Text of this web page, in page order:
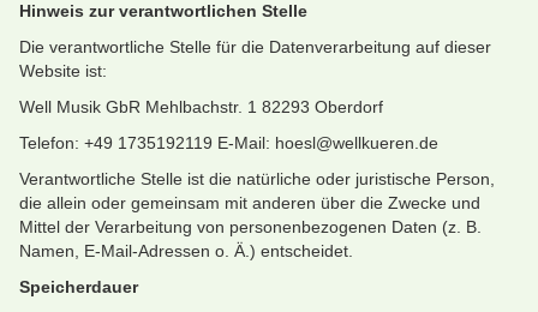
Hinweis zur verantwortlichen Stelle
Die verantwortliche Stelle für die Datenverarbeitung auf dieser
Website ist:
Well Musik GbR Mehlbachstr. 1 82293 Oberdorf
Telefon: +49 1735192119 E-Mail: hoesl@wellkueren.de
Verantwortliche Stelle ist die natürliche oder juristische Person,
die allein oder gemeinsam mit anderen über die Zwecke und
Mittel der Verarbeitung von personenbezogenen Daten (z. B.
Namen, E-Mail-Adressen o. Ä.) entscheidet.
Speicherdauer